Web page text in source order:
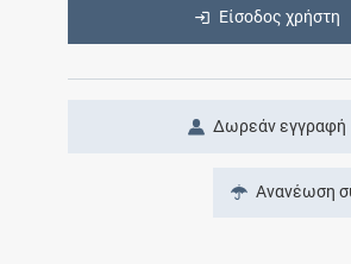
Είσοδος χρήστη
Δωρεάν εγγραφή
Ανανέωση